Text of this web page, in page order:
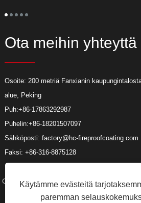
Ota meihin yhteyttä
Osoite: 200 metriä Fanxianin
alue, Peking
Puh:+86-17863292987
Puhelin:+86-18201507097
Sähköposti: factory@hc-fireproofcoating.com
Faksi: +86-316-8875128
Copyright © 2023 Beijing Huacheng
Käytämme evästeitä
paremman